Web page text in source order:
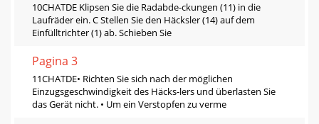
10CHATDE Klipsen Sie die Radabde-ckungen (11) in die
Laufräder ein. C Stellen Sie den Häcksler (14) auf dem
Einfülltrichter (1) ab. Schieben Sie
Pagina 3
11CHATDE• Richten Sie sich nach der möglichen
Einzugsgeschwindigkeit des Häcks-lers und überlasten Sie
das Gerät nicht. • Um ein Verstopfen zu verme